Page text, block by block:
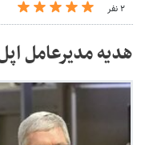
۲ نفر
هدیه مدیرعامل